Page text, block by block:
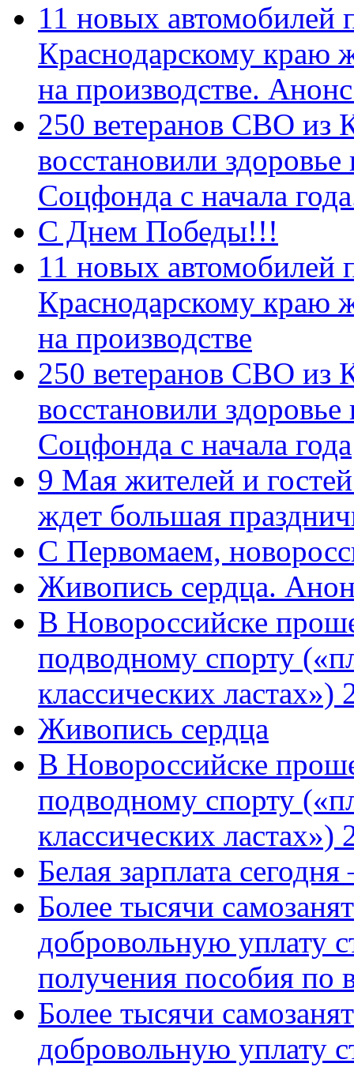
11 новых автомобилей
Краснодарскому краю
на производстве.
250 ветеранов СВО из
восстановили
Соцфонда с начала
С Днем Победы!!!
11 новых автомобилей
Краснодарскому краю
на производстве
250 ветеранов СВО из
восстановили
Соцфонда с начала года
9 Мая жителей и
ждет большая
C Первомаем,
Живопись сердца.
В Новороссийске
подводному спорту
классических
Живопись сердца
В Новороссийске
подводному спорту
классических ластах»)
Белая зарплата
Более тысячи
добровольную уплату
получения пособия по
Более тысячи
добровольную уплату